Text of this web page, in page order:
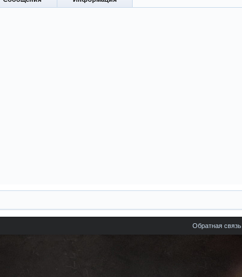
Обратная связь